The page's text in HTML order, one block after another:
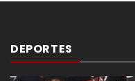
DEPORTES